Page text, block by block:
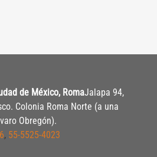
de México, RomaJalapa 94,
Colonia Roma Norte (a una
Obregón).
, 55-5525-4023